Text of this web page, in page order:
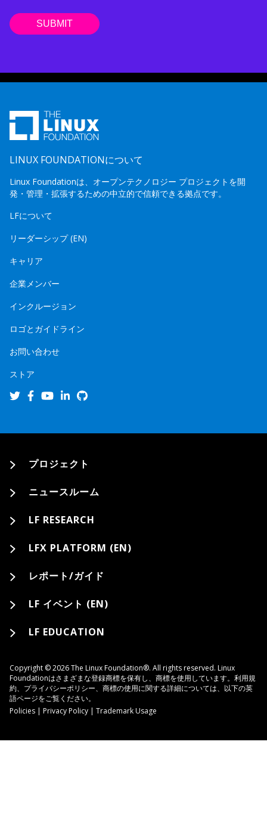
LINUX FOUNDATIONについて
Linux Foundationは、オープンテクノロジー プロジェクトを開
発・管理・拡張するための中立的で信頼できる拠点です。
LFについて
リーダーシップ (EN)
キャリア
企業メンバー
インクルージョン
ロゴとガイドライン
お問い合わせ
ストア
プロジェクト
ニュースルーム
LF RESEARCH
LFX PLATFORM (EN)
レポート/ガイド
LF イベント (EN)
LF EDUCATION
Copyright © 2026 The Linux Foundation®. All rights reserved. Linux
Foundationはさまざまな登録商標を保有し、商標を使用しています。利用規
約、プライバシーポリシー、商標の使用に関する詳細については、以下の英
語ページをご覧ください。
Policies | Privacy Policy | Trademark Usage